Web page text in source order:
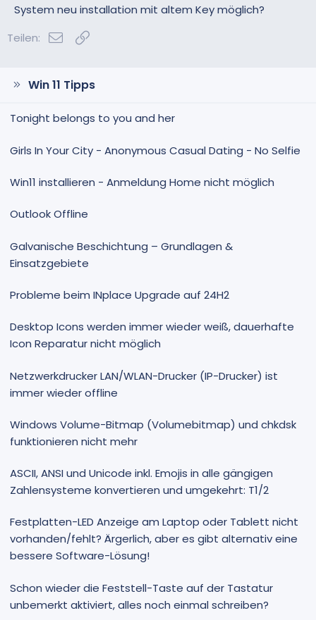
e e
System neu installation mit altem Key möglich?
Teilen:
E-Mail
Win 11 Tipps
Tonight belongs to you and her
Girls In Your City - Anonymous Casual Dating - No Selfie
Win11 installieren - Anmeldung Home nicht möglich
Outlook Offline
Galvanische Beschichtung – Grundlagen &
Einsatzgebiete
Probleme beim INplace Upgrade auf 24H2
Desktop Icons werden immer wieder weiß, dauerhafte
Icon Reparatur nicht möglich
Netzwerkdrucker LAN/WLAN-Drucker (IP-Drucker) ist
immer wieder offline
Windows Volume-Bitmap (Volumebitmap) und chkdsk
funktionieren nicht mehr
ASCII, ANSI und Unicode inkl. Emojis in alle gängigen
Zahlensysteme konvertieren und umgekehrt: T1/2
Festplatten-LED Anzeige am Laptop oder Tablett nicht
vorhanden/fehlt? Ärgerlich, aber es gibt alternativ eine
bessere Software-Lösung!
Schon wieder die Feststell-Taste auf der Tastatur
unbemerkt aktiviert, alles noch einmal schreiben?